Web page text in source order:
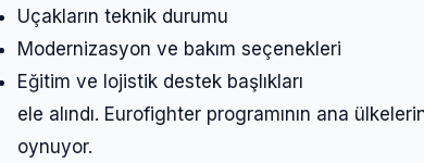
Uçakların teknik durumu
Modernizasyon ve bakım seçenekleri
Eğitim ve lojistik destek başlıkları
ele alındı. Eurofighter programının ana
oynuyor.